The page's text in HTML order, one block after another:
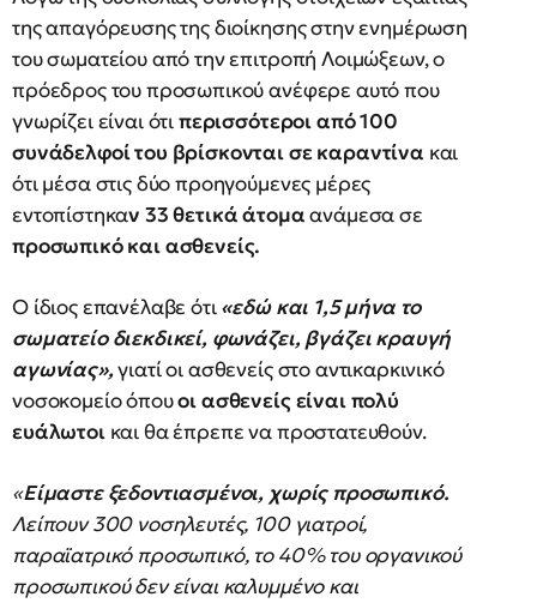
της απαγόρευσης της διοίκησης στην ενημέρωση
του σωματείου από την επιτροπή Λοιμώξεων, ο
πρόεδρος του προσωπικού ανέφερε αυτό που
γνωρίζει είναι ότιπερισσότεροι από 100
συνάδελφοί του βρίσκονται σε καραντίνα και
ότι μέσα στις δύο προηγούμενες μέρες
εντοπίστηκαν 33 θετικά άτομαανάμεσα σε
προσωπικό και ασθενείς.
Ο ίδιος επανέλαβε ότι«εδώ και 1,5 μήνα το
σωματείο διεκδικεί, φωνάζει, βγάζει κραυγή
αγωνίας»,γιατί οι ασθενείς στο αντικαρκινικό
νοσοκομείο όπουοι ασθενείς είναι πολύ
ευάλωτοι και θα έπρεπε να προστατευθούν.
«Είμαστε ξεδοντιασμένοι, χωρίς προσωπικό.
Λείπουν 300 νοσηλευτές, 100 γιατροί,
παραϊατρικό προσωπικό, το 40% του οργανικού
προσωπικού δεν είναι καλυμμένο και